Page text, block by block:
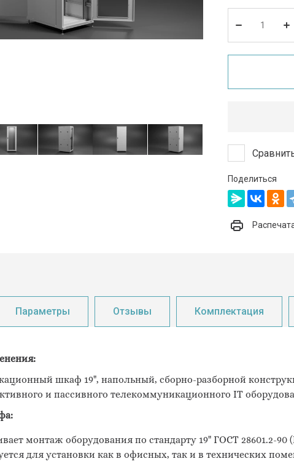
Поделиться
Параметры Отзывы Комплектация
шкаф 19", напольный, сборно-разборной
и пассивного телекоммуникационного IT
монтаж оборудования по стандарту 19" ГОСТ 28601.2-90
для установки как в офисных, так и в технических